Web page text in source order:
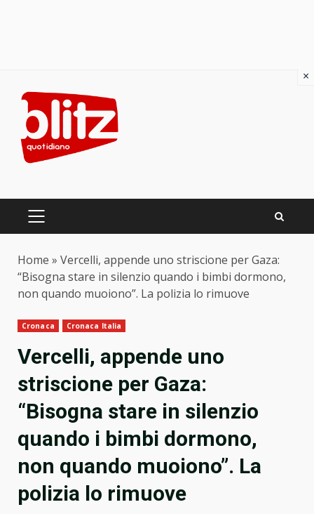
content
PRIMARY
Home » Vercelli, appende uno striscione per Gaza:
“Bisogna stare in silenzio quando i bimbi dormono,
non quando muoiono”. La polizia lo rimuove
Cronaca Cronaca Italia
Vercelli, appende uno
striscione per Gaza:
“Bisogna stare in silenzio
quando i bimbi dormono,
non quando muoiono”. La
polizia lo rimuove
×